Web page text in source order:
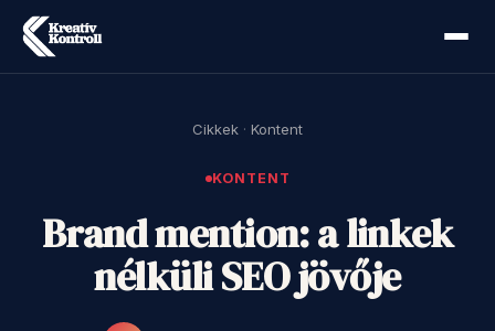
Cikkek · Kontent
KONTENT
Brand mention: a linkek
nélküli SEO jövője